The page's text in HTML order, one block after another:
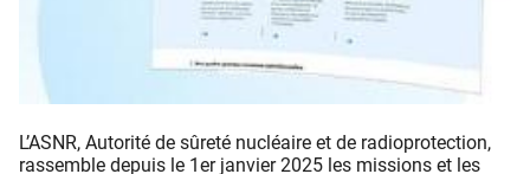
L’ASNR, Autorité de sûreté nucléaire et de radioprotection,
rassemble depuis le 1er janvier 2025 les missions et les